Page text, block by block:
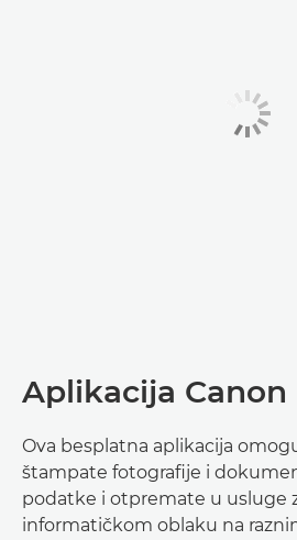
Aplikacija Canon
Ova besplatna aplikacija
štampate fotografije i
podatke i otpremate u usluge
informatičkom oblaku na